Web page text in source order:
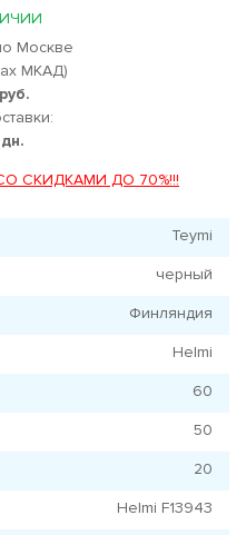
Москве
МКАД)
СКИДКАМИ ДО 70%!!!
Teymi
черный
Финляндия
Helmi
60
50
20
Helmi F13943